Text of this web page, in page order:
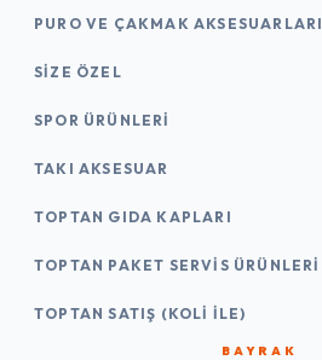
PURO VE ÇAKMAK AKSESUARLARI
SIZE ÖZEL
SPOR ÜRÜNLERI
TAKI AKSESUAR
TOPTAN GIDA KAPLARI
TOPTAN PAKET SERVIS ÜRÜNLERI
TOPTAN SATIŞ (KOLI İLE)
BAYRAK